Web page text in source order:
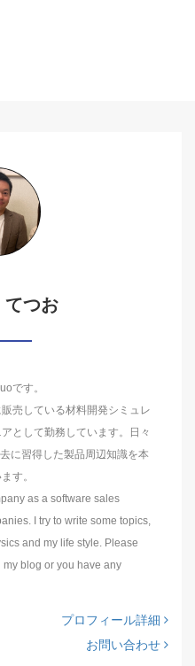
つお
です。
売している材料開発シミュレ
として勤務しています。日々
に習得した製品周辺知識を本
す。
as a software sales
I try to write some topics,
and my life style. Please
blog or you have any
プロフィール詳細
お問い合わせ